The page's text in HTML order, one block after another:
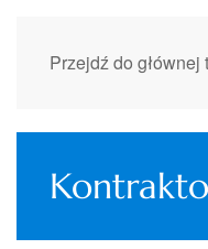
Przejdź do głównej